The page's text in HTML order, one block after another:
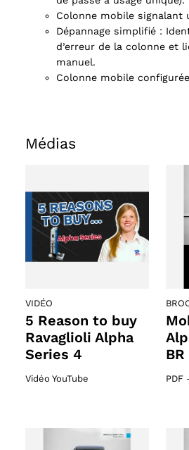
61 products
Colonne mobile signalant
Dépannage simplifié :
d’erreur de la colonne et
manuel.
Colonne mobile
Médias
VIDÉO
5 Reason to buy
Ravaglioli Alpha
Series 4
Vidéo YouTube
BR
PDF